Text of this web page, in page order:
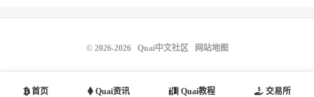
首页 Quai资讯 Quai教程 交易所
© 2026-2026 Quai中文社区 网站地图